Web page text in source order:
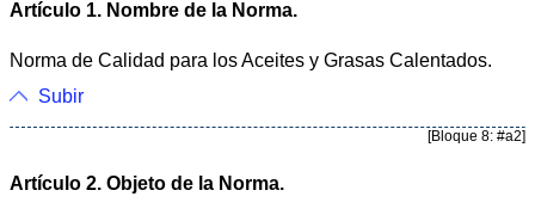
Artículo 1. Nombre de la Norma.
Norma de Calidad para los Aceites y Grasas Calentados.
Subir
[Bloque 8: #a2]
Artículo 2. Objeto de la Norma.